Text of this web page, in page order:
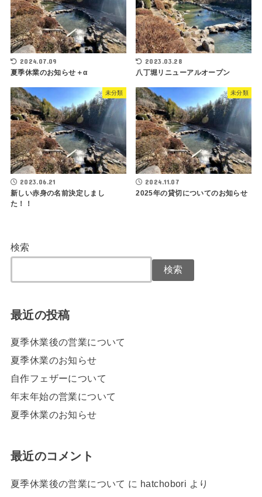
2024.07.09
夏季休業のお知らせ＋α
2023.03.28
八丁堀リニューアルオープン
未分類
2023.06.21
新しい赤身の名前決定しまし
た！！
未分類
2024.11.07
2025年の貸切についてのお知らせ
検索
検索
最近の投稿
夏季休業後の営業について
夏季休業のお知らせ
自作フェザーについて
年末年始の営業について
夏季休業のお知らせ
最近のコメント
夏季休業後の営業について に hatchobori より